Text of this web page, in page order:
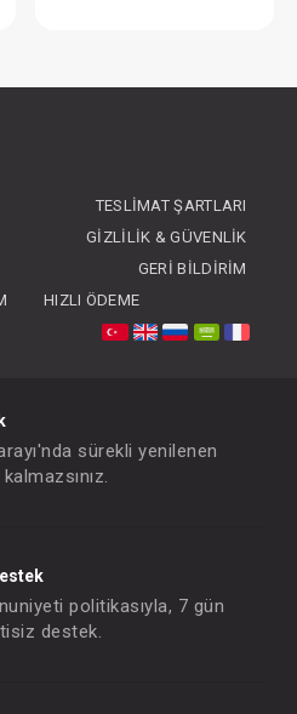
TESLIMAT ŞARTLARI
GIZLILIK & GÜVENLIK
GERI BILDIRIM
HIZLI ÖDEME
sürekli yenilenen
politikasıyla, 7 gün
destek.